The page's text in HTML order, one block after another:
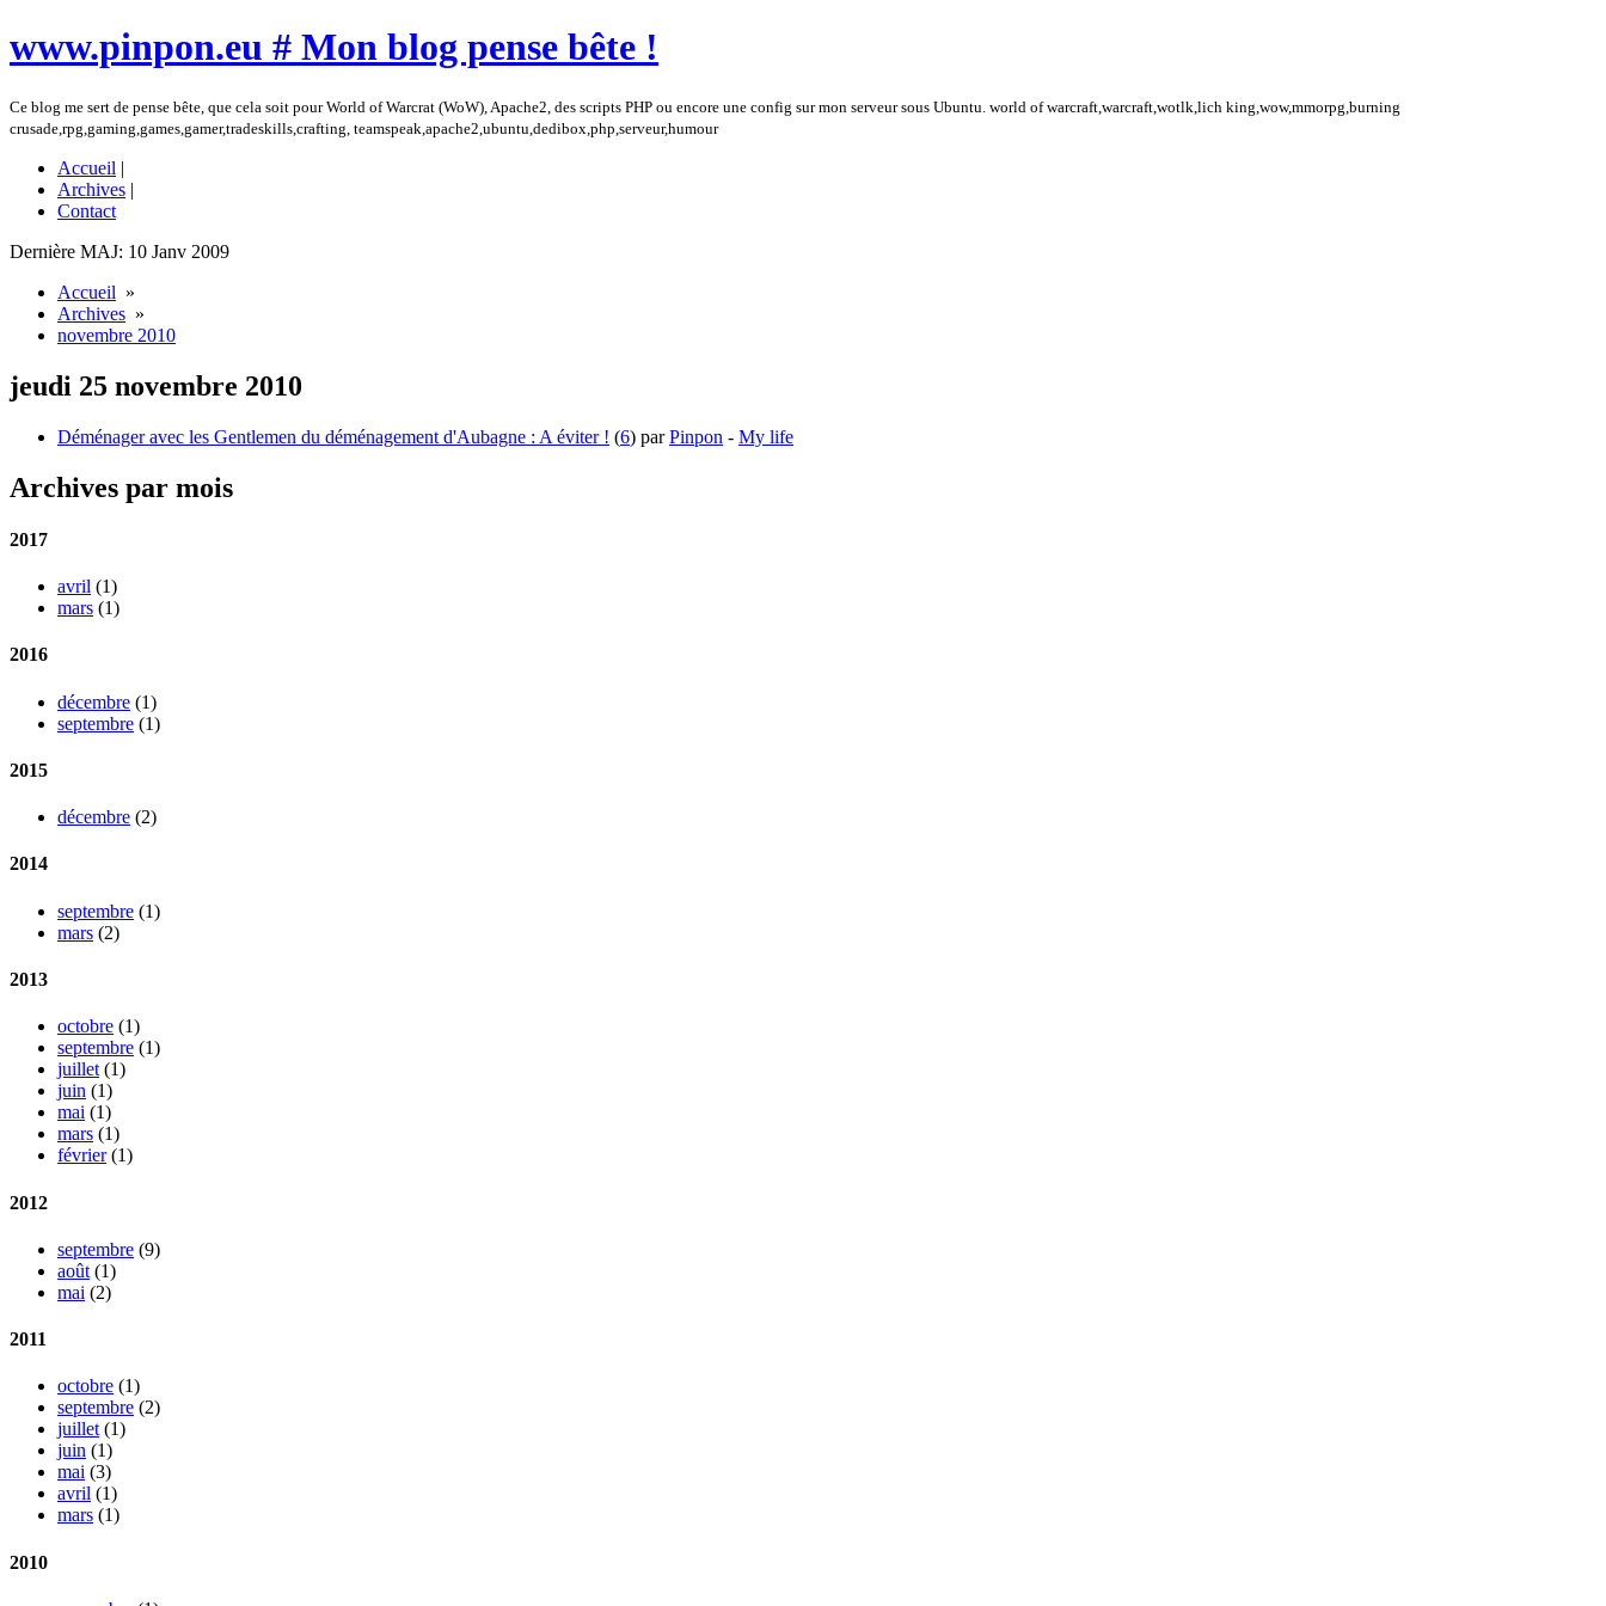
www.pinpon.eu # Mon blog pense bête !
Ce blog me sert de pense bête, que cela soit pour World of Warcrat (WoW), Apache2, des scripts PHP ou encore une config sur mon serveur sous Ubuntu. world of warcraft,warcraft,wotlk,lich king,wow,mmorpg,burning
crusade,rpg,gaming,games,gamer,tradeskills,crafting, teamspeak,apache2,ubuntu,dedibox,php,serveur,humour
Accueil |
Archives |
Contact
Dernière MAJ: 10 Janv 2009
Accueil »
Archives »
novembre 2010
jeudi 25 novembre 2010
Déménager avec les Gentlemen du déménagement d'Aubagne : A éviter ! (6) parPinpon - My life
Archives par mois
2017
avril (1)
mars (1)
2016
décembre (1)
septembre (1)
2015
décembre (2)
2014
septembre (1)
mars (2)
2013
octobre (1)
septembre (1)
juillet (1)
juin (1)
mai (1)
mars (1)
février(1)
2012
septembre (9)
août (1)
mai (2)
2011
octobre (1)
septembre (2)
juillet (1)
juin (1)
mai (3)
avril (1)
mars (1)
2010